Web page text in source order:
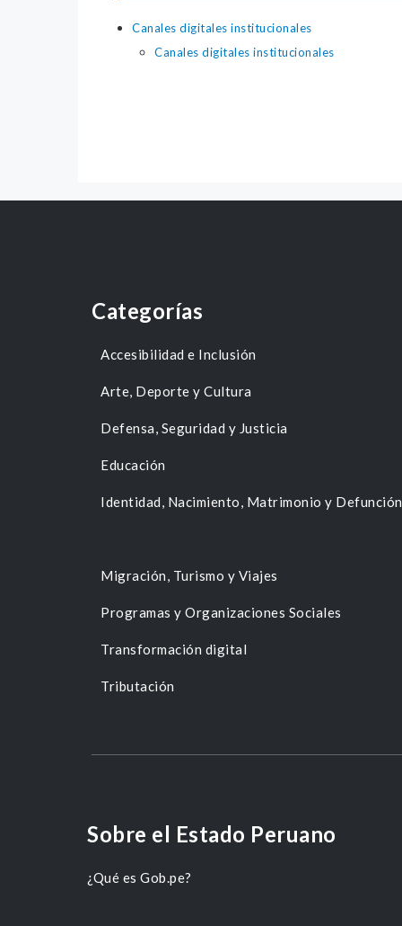
Canales digitales institucionales
Canales digitales institucionales
Categorías
Accesibilidad e Inclusión
Arte, Deporte y Cultura
Defensa, Seguridad y Justicia
Educación
Identidad, Nacimiento, Matrimonio y Defunción
Migración, Turismo y Viajes
Programas y Organizaciones Sociales
Transformación digital
Tributación
Sobre el Estado Peruano
¿Qué es Gob.pe?